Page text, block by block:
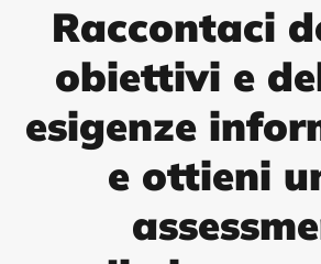
Raccontaci
obiettivi e
esigenze
e ottieni